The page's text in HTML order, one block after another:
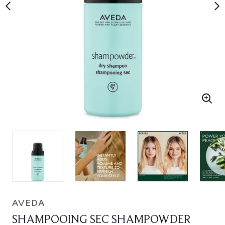
AVEDA
SHAMPOOING SEC SHAMPOWDER